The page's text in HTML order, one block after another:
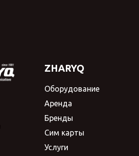
ZHARYQ
Оборудование
Аренда
Бренды
Сим карты
Услуги